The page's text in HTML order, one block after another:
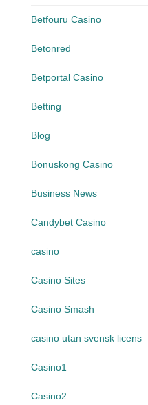
Betfouru Casino
Betonred
Betportal Casino
Betting
Blog
Bonuskong Casino
Business News
Candybet Casino
casino
Casino Sites
Casino Smash
casino utan svensk licens
Casino1
Casino2